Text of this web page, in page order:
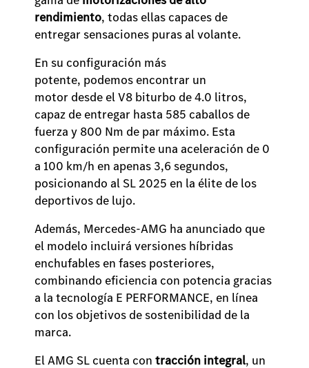
rendimiento, todas ellas capaces de
entregar sensaciones puras al volante.
En su configuración más
potente, podemos encontrar un
motor desde el V8 biturbo de 4.0 litros,
capaz de entregar hasta 585 caballos de
fuerza y 800 Nm de par máximo. Esta
configuración permite una aceleración de 0
a 100 km/h en apenas 3,6 segundos,
posicionando al SL 2025 en la élite de los
deportivos de lujo.
Además, Mercedes-AMG ha anunciado que
el modelo incluirá versiones híbridas
enchufables en fases posteriores,
combinando eficiencia con potencia gracias
a la tecnología E PERFORMANCE, en línea
con los objetivos de sostenibilidad de la
marca.
El AMG SL cuenta con tracción integral, un